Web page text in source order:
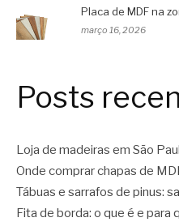
Placa de MDF na
março 16, 2026
Posts
Loja de madeiras em São
Onde comprar chapas de
Tábuas e sarrafos de pinus:
Fita de borda: o que é e para